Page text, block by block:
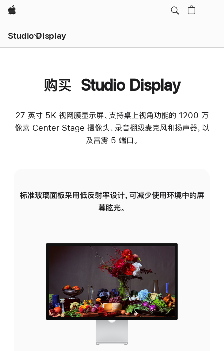
Apple
Studio Display
购买 Studio Display
27 英寸 5K 视网膜显示屏、支持桌上视角功能的 1200 万
像素 Center Stage 摄像头、录音棚级麦克风和扬声器，以
及雷雳 5 端口。
标准玻璃面板采用低反射率设计，可减少使用环境中的屏
幕眩光。